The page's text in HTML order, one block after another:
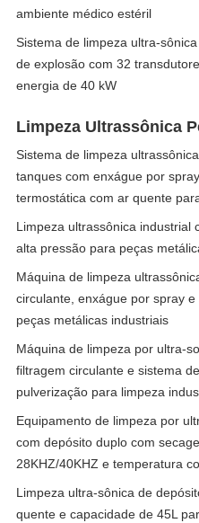
ambiente médico estéril
Sistema de limpeza ultra-
de explosão com 32
energia de 40 kW
Limpeza Ultrassônica
Sistema de limpeza
tanques com enxágue por
termostática com ar quente
Limpeza ultrassônica industrial
alta pressão para peças
Máquina de limpeza
circulante, enxágue por spray
peças metálicas industriais
Máquina de limpeza por ultra-
filtragem circulante e sistema
pulverização para limpeza
Equipamento de limpeza por
com depósito duplo com
28KHZ/40KHZ e temperatura
Limpeza ultra-sônica de
quente e capacidade de 45L